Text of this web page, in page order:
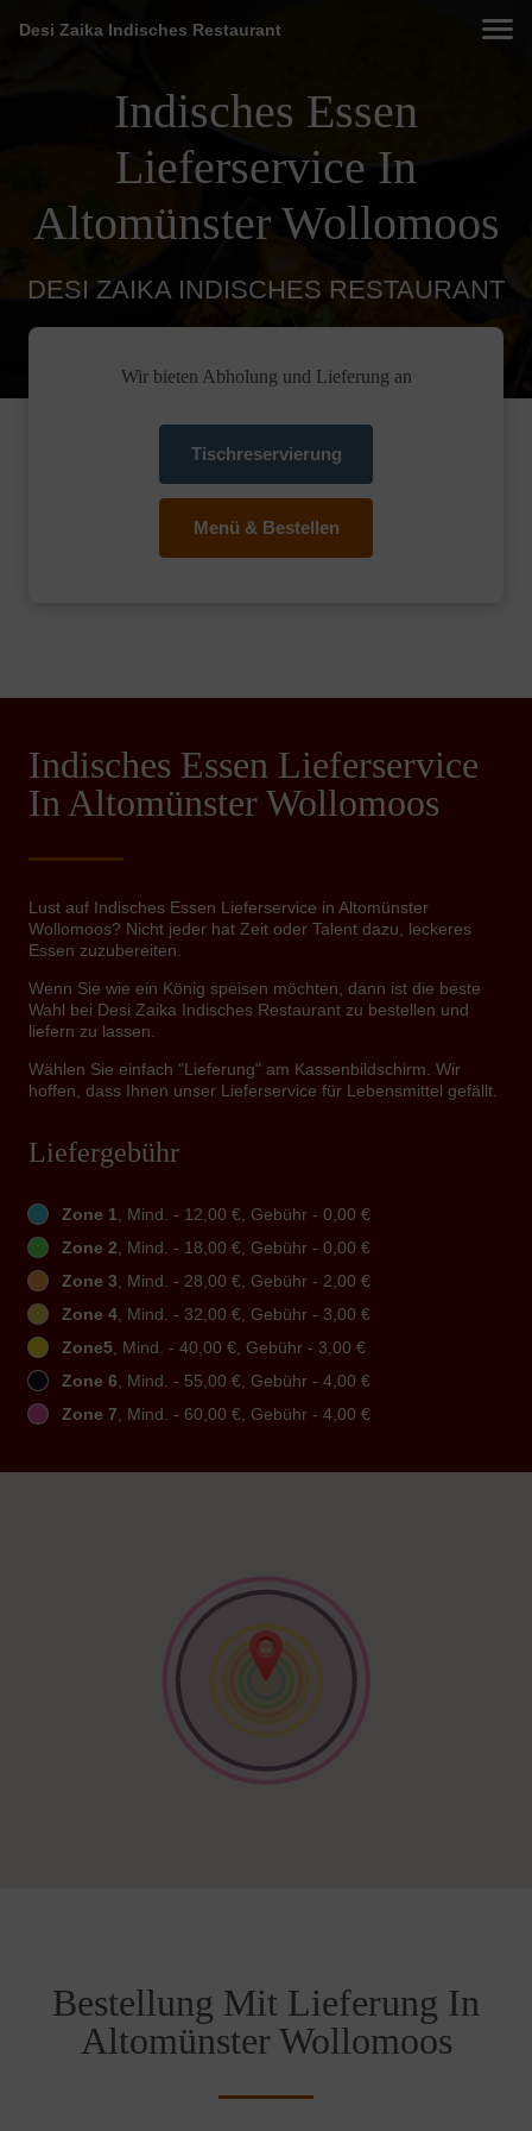
Desi Zaika Indisches Restaurant
Indisches Essen
Lieferservice In
Altomünster Wollomoos
DESI ZAIKA INDISCHES RESTAURANT
Wir bieten Abholung und Lieferung an
Tischreservierung
Menü & Bestellen
Indisches Essen Lieferservice
In Altomünster Wollomoos
Lust auf Indisches Essen Lieferservice in Altomünster
Wollomoos? Nicht jeder hat Zeit oder Talent dazu, leckeres
Essen zuzubereiten.
Wenn Sie wie ein König speisen möchten, dann ist die beste
Wahl bei Desi Zaika Indisches Restaurant zu bestellen und
liefern zu lassen.
Wählen Sie einfach "Lieferung" am Kassenbildschirm. Wir
hoffen, dass Ihnen unser Lieferservice für Lebensmittel gefällt.
Liefergebühr
Zone 1, Mind. - 12,00 €, Gebühr - 0,00 €
Zone 2, Mind. - 18,00 €, Gebühr - 0,00 €
Zone 3, Mind. - 28,00 €, Gebühr - 2,00 €
Zone 4, Mind. - 32,00 €, Gebühr - 3,00 €
Zone5, Mind. - 40,00 €, Gebühr - 3,00 €
Zone 6, Mind. - 55,00 €, Gebühr - 4,00 €
Zone 7, Mind. - 60,00 €, Gebühr - 4,00 €
Bestellung Mit Lieferung In
Altomünster Wollomoos